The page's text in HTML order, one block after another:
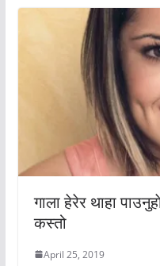
गाला हेरेर थाहा
कस्तो
April 25, 2019